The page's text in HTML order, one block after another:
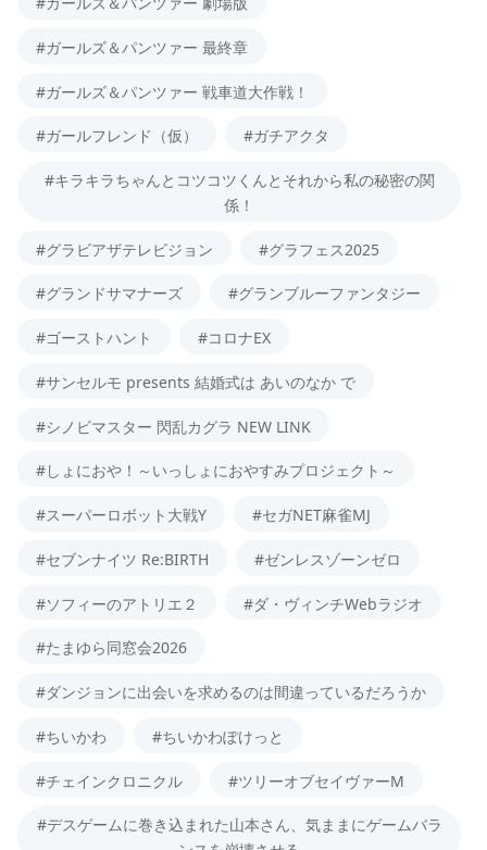
#ガールズ＆パンツァー 最終章
#ガールズ＆パンツァー 戦車道大作戦！
#ガールフレンド（仮） #ガチアクタ
#キラキラちゃんとコツコツくんとそれから私の秘密の関
係！
#グラビアザテレビジョン #グラフェス2025
#グランドサマナーズ #グランブルーファンタジー
#ゴーストハント #コロナEX
#サンセルモ presents 結婚式は あいのなか で
#シノビマスター 閃乱カグラ NEW LINK
#しょにおや！～いっしょにおやすみプロジェクト～
#スーパーロボット大戦Y #セガNET麻雀MJ
#セブンナイツ Re:BIRTH #ゼンレスゾーンゼロ
#ソフィーのアトリエ２ #ダ・ヴィンチWebラジオ
#たまゆら同窓会2026
#ダンジョンに出会いを求めるのは間違っているだろうか
#ちいかわ #ちいかわぽけっと
#チェインクロニクル #ツリーオブセイヴァーM
#デスゲームに巻き込まれた山本さん、気ままにゲームバラ